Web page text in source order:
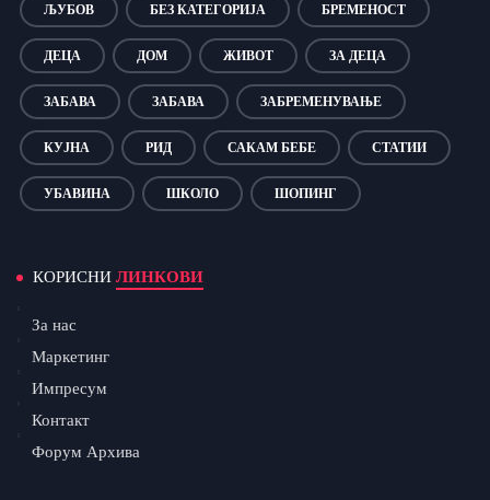
ЉУБОВ БЕЗ КАТЕГОРИЈА БРЕМЕНОСТ
ДЕЦА ДОМ ЖИВОТ ЗА ДЕЦА
ЗАБАВА ЗАБАВА ЗАБРЕМЕНУВАЊЕ
КУЈНА РИД САКАМ БЕБЕ СТАТИИ
УБАВИНА ШКОЛО ШОПИНГ
КОРИСНИ ЛИНКОВИ
За нас
Маркетинг
Импресум
Контакт
Форум Архива